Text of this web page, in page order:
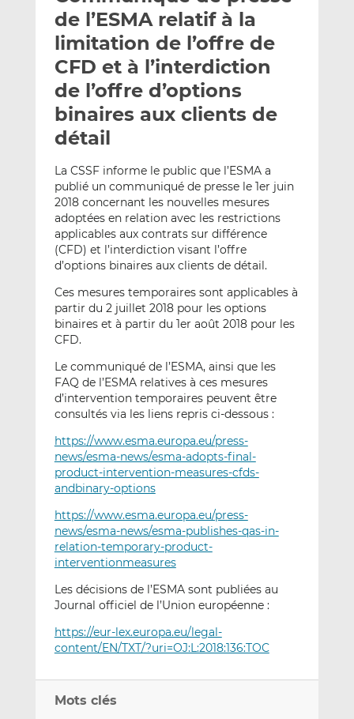
e
r
p
a
r
m
l
g
e
r
s
u
L
k
e
d
I
n
g
e
r
s
u
r
F
e
b
o
o
k
de l’ESMA relatif à la
limitation de l’offre de
CFD et à l’interdiction
de l’offre d’options
binaires aux clients de
détail
La CSSF informe le public que l’ESMA a
publié un communiqué de presse le 1er juin
2018 concernant les nouvelles mesures
adoptées en relation avec les restrictions
applicables aux contrats sur différence
(CFD) et l’interdiction visant l’offre
d’options binaires aux clients de détail.
Ces mesures temporaires sont applicables à
partir du 2 juillet 2018 pour les options
binaires et à partir du 1er août 2018 pour les
CFD.
Le communiqué de l’ESMA, ainsi que les
FAQ de l’ESMA relatives à ces mesures
d’intervention temporaires peuvent être
consultés via les liens repris ci-dessous :
https://www.esma.europa.eu/press-
news/esma-news/esma-adopts-final-
product-intervention-measures-cfds-
andbinary-options
https://www.esma.europa.eu/press-
news/esma-news/esma-publishes-qas-in-
relation-temporary-product-
interventionmeasures
Les décisions de l’ESMA sont publiées au
Journal officiel de l’Union européenne :
https://eur-lex.europa.eu/legal-
content/EN/TXT/?uri=OJ:L:2018:136:TOC
Mots clés